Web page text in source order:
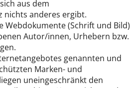
aus dem
nichts anderes ergibt.
Webdokumente (Schrift und Bild)
Autor/innen, Urhebern bzw.
genannten und
Marken- und
uneingeschränkt den